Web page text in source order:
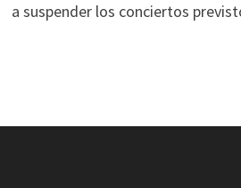
a suspender los conciertos